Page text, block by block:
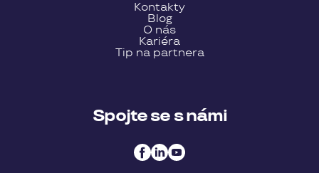
Kontakty
Blog
O nás
Kariéra
Tip na partnera
Spojte se s námi